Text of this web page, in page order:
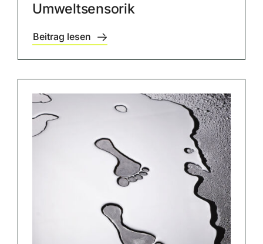
Umweltsensorik
Beitrag lesen